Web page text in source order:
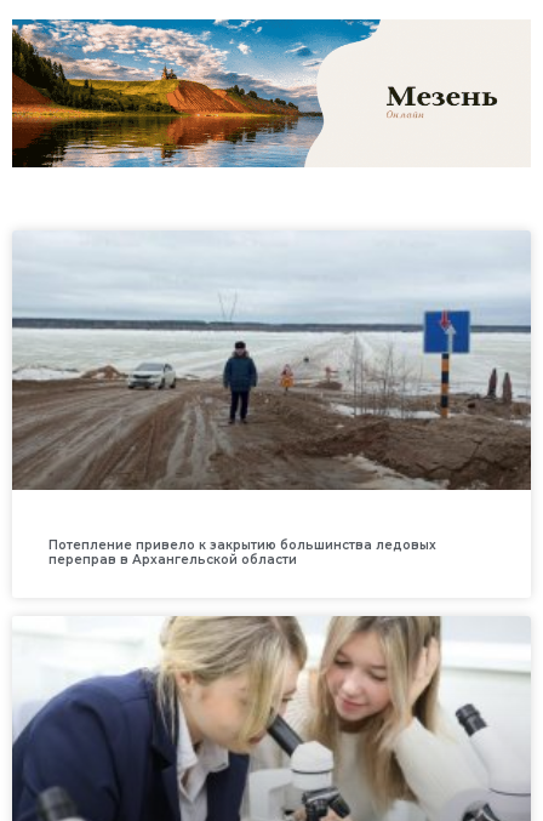
Потепление привело к закрытию большинства ледовых
переправ в Архангельской области